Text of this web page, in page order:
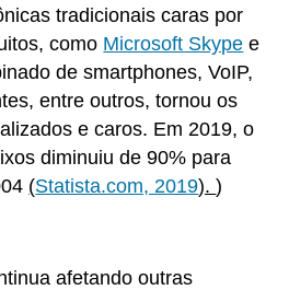
tradicionais caras por
como Microsoft Skype e
de smartphones, VoIP,
entre outros, tornou os
e caros. Em 2019, o
diminuiu de 90% para
(Statista.com, 2019).)
afetando outras